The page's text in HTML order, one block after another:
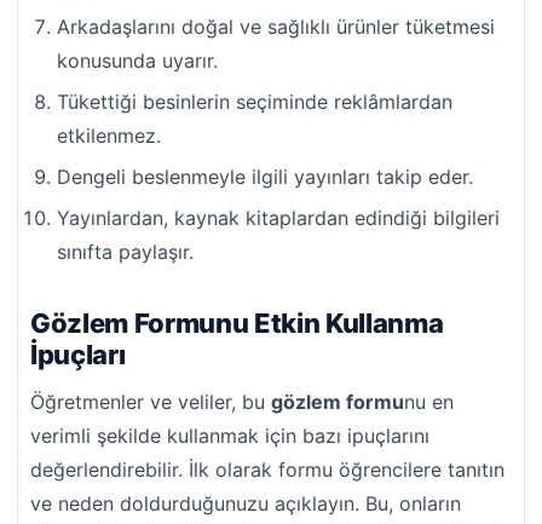
Arkadaşlarını doğal ve sağlıklı ürünler tüketmesi
konusunda uyarır.
Tükettiği besinlerin seçiminde reklâmlardan
etkilenmez.
Dengeli beslenmeyle ilgili yayınları takip eder.
Yayınlardan, kaynak kitaplardan edindiği bilgileri
sınıfta paylaşır.
Gözlem Formunu Etkin Kullanma
İpuçları
Öğretmenler ve veliler, bu gözlem formunu en
verimli şekilde kullanmak için bazı ipuçlarını
değerlendirebilir. İlk olarak formu öğrencilere tanıtın
ve neden doldurduğunuzu açıklayın. Bu, onların